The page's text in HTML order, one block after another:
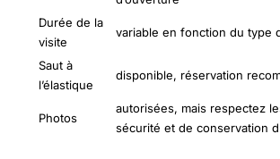
Durée de la
visite
variable en fonction du type
Saut à
l’élastique
disponible, réservation
Photos
autorisées, mais respectez
sécurité et de conservation